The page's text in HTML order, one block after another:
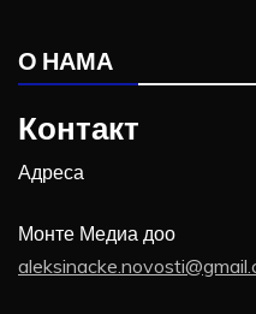
О НАМА
Контакт
Адреса
Монте Медиа доо